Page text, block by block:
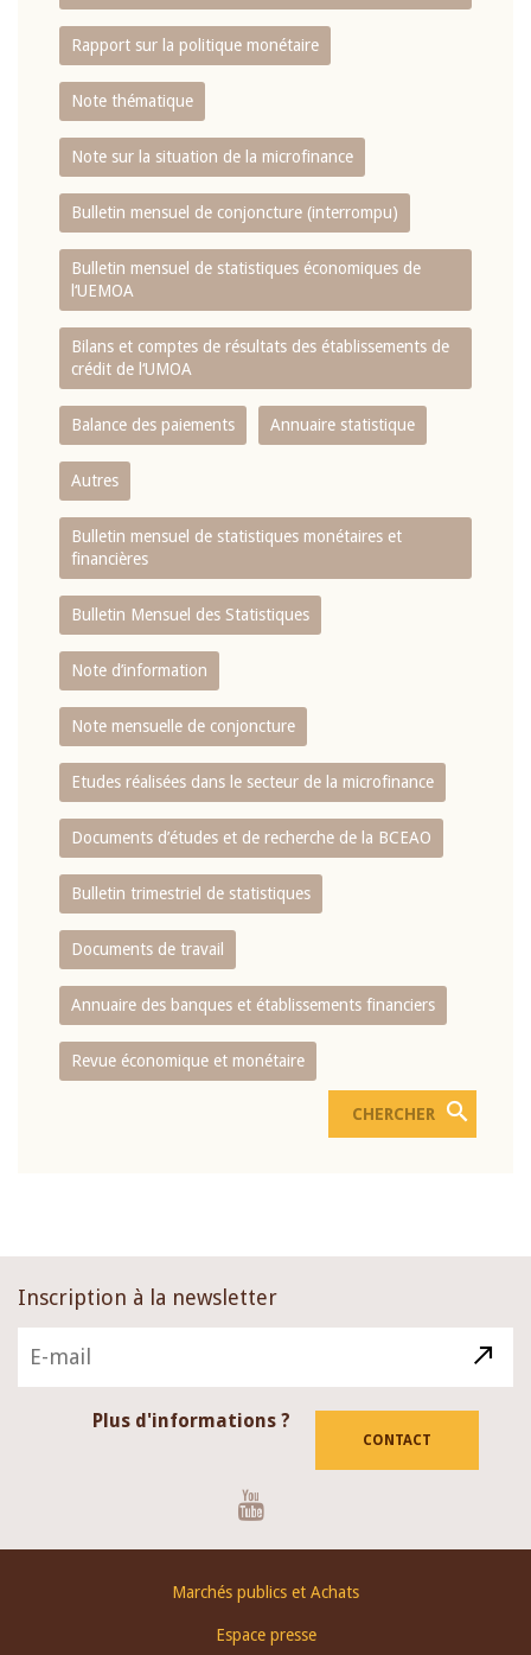
Rapport sur la politique monétaire
Note thématique
Note sur la situation de la microfinance
Bulletin mensuel de conjoncture (interrompu)
Bulletin mensuel de statistiques économiques de
l‘UEMOA
Bilans et comptes de résultats des établissements de
crédit de l‘UMOA
Balance des paiements Annuaire statistique
Autres
Bulletin mensuel de statistiques monétaires et
financières
Bulletin Mensuel des Statistiques
Note d’information
Note mensuelle de conjoncture
Etudes réalisées dans le secteur de la microfinance
Documents d’études et de recherche de la BCEAO
Bulletin trimestriel de statistiques
Documents de travail
Annuaire des banques et établissements financiers
Revue économique et monétaire
Inscription à la newsletter
Plus d'informations ?
CONTACT
Marchés publics et Achats
Espace presse